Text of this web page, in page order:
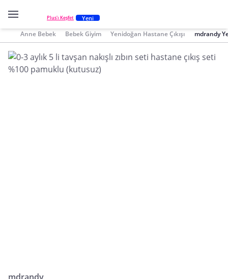
Plus'ı Keşfet Yeni
Anne Bebek Bebek Giyim Yenidoğan Hastane Çıkışı mdrandy